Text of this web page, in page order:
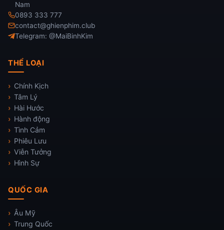
Nam
0893 333 777
contact@ghienphim.club
Telegram: @MaiBinhKim
THỂ LOẠI
Chính Kịch
Tâm Lý
Hài Hước
Hành động
Tình Cảm
Phiêu Lưu
Viễn Tưởng
Hình Sự
QUỐC GIA
Âu Mỹ
Trung Quốc